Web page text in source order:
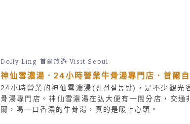
Dolly Ling 首爾旅遊 Visit Seoul
神仙雪濃湯．24小時營業牛骨湯專門店．首爾
24小時營業的神仙雪濃湯(신선설농탕)，是不少觀光
骨湯專門店。神仙雪濃湯在弘大便有一間分店，交通
爾，喝一口香濃的牛骨湯，真的是暖上心頭。